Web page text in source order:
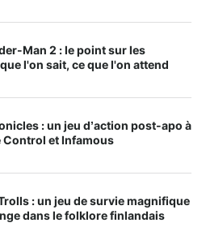
Man 2 : le point sur les
l'on sait, ce que l'on attend
: un jeu d’action post-apo à
Control et Infamous
: un jeu de survie magnifique
dans le folklore finlandais